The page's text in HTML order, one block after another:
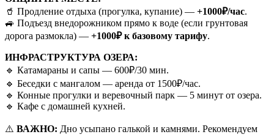
🥤 Продление отдыха (прогулка, купание) — +1000₽/час.
🚙 Подъезд внедорожником прямо к воде (если грунтовая
дорога размокла) — +1000₽ к базовому тарифу.
ИНФРАСТРУКТУРА ОЗЕРА:
🔹 Катамараны и сапы — 600₽/30 мин.
🔹 Беседки с мангалом — аренда от 1500₽/час.
🔹 Конные прогулки и веревочный парк — 5 минут от озера.
🔹 Кафе с домашней кухней.
⚠️ ВАЖНО: Дно усыпано галькой и камнями. Рекомендуем